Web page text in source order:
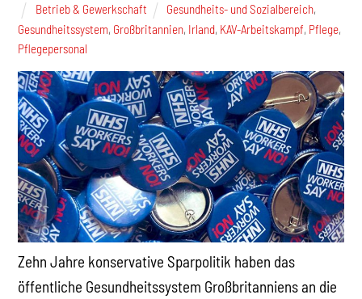
Betrieb & Gewerkschaft Gesundheits- und Sozialbereich,
Gesundheitssystem, Großbritannien, Irland, KAV-Arbeitskampf, Pflege,
Pflegepersonal
Zehn Jahre konservative Sparpolitik haben das
öffentliche Gesundheitssystem Großbritanniens an die